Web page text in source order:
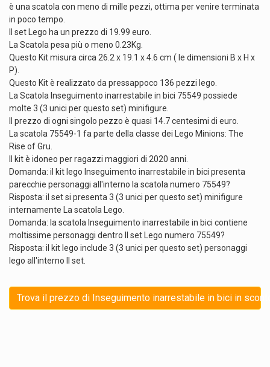
è una scatola con meno di mille pezzi, ottima per venire terminata
in poco tempo.
Il set Lego ha un prezzo di 19.99 euro.
La Scatola pesa più o meno 0.23Kg.
Questo Kit misura circa 26.2 x 19.1 x 4.6 cm ( le dimensioni B x H x
P).
Questo Kit è realizzato da pressappoco 136 pezzi lego.
La Scatola Inseguimento inarrestabile in bici 75549 possiede
molte 3 (3 unici per questo set) minifigure.
Il prezzo di ogni singolo pezzo è quasi 14.7 centesimi di euro.
La scatola 75549-1 fa parte della classe dei Lego Minions: The
Rise of Gru.
Il kit è idoneo per ragazzi maggiori di 2020 anni.
Domanda: il kit lego Inseguimento inarrestabile in bici presenta
parecchie personaggi all'interno la scatola numero 75549?
Risposta: il set si presenta 3 (3 unici per questo set) minifigure
internamente La scatola Lego.
Domanda: la scatola Inseguimento inarrestabile in bici contiene
moltissime personaggi dentro Il set Lego numero 75549?
Risposta: il kit lego include 3 (3 unici per questo set) personaggi
lego all'interno Il set.
Trova il prezzo di Inseguimento inarrestabile in bici in